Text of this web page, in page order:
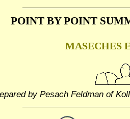
POINT BY POINT
MASECHES
by Pesach Feldman of